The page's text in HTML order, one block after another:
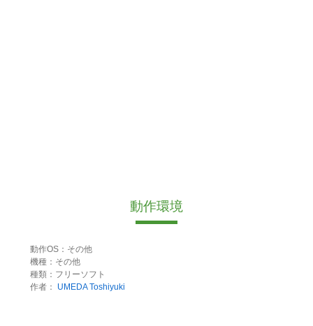
動作環境
動作OS：その他
機種：その他
種類：フリーソフト
作者：
UMEDA Toshiyuki